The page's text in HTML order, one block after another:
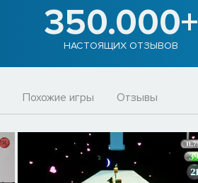
350.000+
НАСТОЯЩИХ ОТЗЫВОВ
Похожие игры Отзывы